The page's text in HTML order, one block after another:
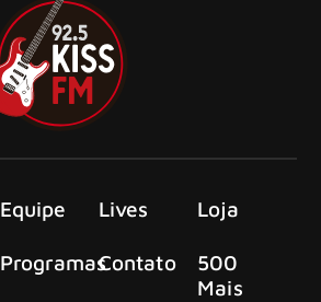
Equipe
Programas
Lives
Contato
Loja
500
Mais